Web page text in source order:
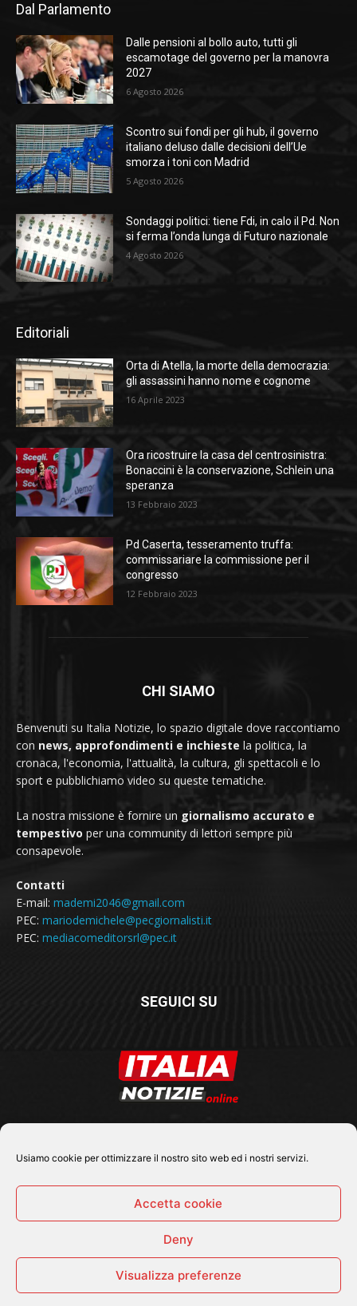
Usiamo cookie per ottimizzare il nostro sito web ed i nostri servizi.
Accetta cookie
Deny
Visualizza preferenze
Dal Parlamento
Dalle pensioni al bollo auto, tutti gli
escamotage del governo per la manovra
2027
6 Agosto 2026
Scontro sui fondi per gli hub, il governo
italiano deluso dalle decisioni dell’Ue
smorza i toni con Madrid
5 Agosto 2026
Sondaggi politici: tiene Fdi, in calo il Pd. Non
si ferma l’onda lunga di Futuro nazionale
4 Agosto 2026
Editoriali
Orta di Atella, la morte della democrazia:
gli assassini hanno nome e cognome
16 Aprile 2023
Ora ricostruire la casa del centrosinistra:
Bonaccini è la conservazione, Schlein una
speranza
13 Febbraio 2023
Pd Caserta, tesseramento truffa:
commissariare la commissione per il
congresso
12 Febbraio 2023
CHI SIAMO
Benvenuti su Italia Notizie, lo spazio digitale dove raccontiamo
con news, approfondimenti e inchieste la politica, la
cronaca, l'economia, l'attualità, la cultura, gli spettacoli e lo
sport e pubblichiamo video su queste tematiche.
La nostra missione è fornire un giornalismo accurato e
tempestivo per una community di lettori sempre più
consapevole.
Contatti
E-mail: mademi2046@gmail.com
PEC: mariodemichele@pecgiornalisti.it
PEC: mediacomeditorsrl@pec.it
SEGUICI SU
© 2026 Tutti i diritti riservati - Italia Notizie .online |
Cronaca Economia